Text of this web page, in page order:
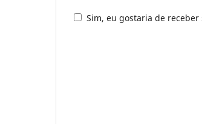
Sim, eu gostaria de